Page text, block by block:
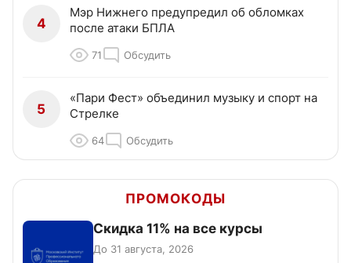
4
Мэр Нижнего предупредил об обломках
после атаки БПЛА
71 Обсудить
5
«Пари Фест» объединил музыку и спорт на
Стрелке
64 Обсудить
ПРОМОКОДЫ
Скидка 11% на все курсы
До 31 августа, 2026